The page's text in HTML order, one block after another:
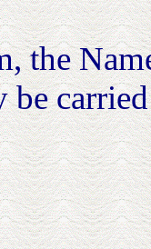
the
carried